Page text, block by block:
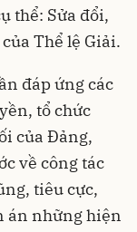
thể: Sửa đổi,
Thể lệ Giải.
đáp ứng các
tổ chức
của Đảng,
về công tác
tiêu cực,
án những hiện